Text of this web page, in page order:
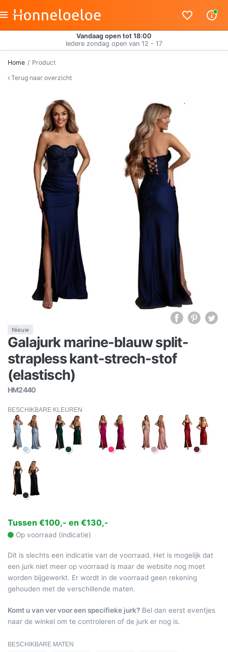
Vandaag open tot 18:00
Iedere zondag open van 12 - 17
Home
Product
Terug naar overzicht
Nieuw
Galajurk marine-blauw split-
strapless kant-strech-stof
(elastisch)
HM2440
BESCHIKBARE KLEUREN
Tussen €100,- en €130,-
Op voorraad (indicatie)
Dit is slechts een indicatie van de voorraad. Het is mogelijk dat
een jurk niet meer op voorraad is maar de website nog moet
worden bijgewerkt. Er wordt in de voorraad geen rekening
gehouden met de verschillende maten.
Komt u van ver voor een specifieke jurk? Bel dan eerst eventjes
naar de winkel om te controleren of de jurk er nog is.
BESCHIKBARE MATEN